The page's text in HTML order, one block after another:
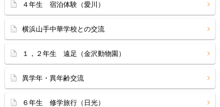
４年生 宿泊体験（愛川）
横浜山手中華学校との交流
１，２年生 遠足（金沢動物園）
異学年・異年齢交流
６年生 修学旅行（日光）